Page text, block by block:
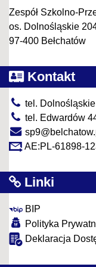
Zespół Szkolno-
os. Dolnośląskie
97-400 Bełchatów
Kontakt
tel.
tel. Edwardów
AE:PL-61898-
Linki
BIP
Polityka
Deklaracja